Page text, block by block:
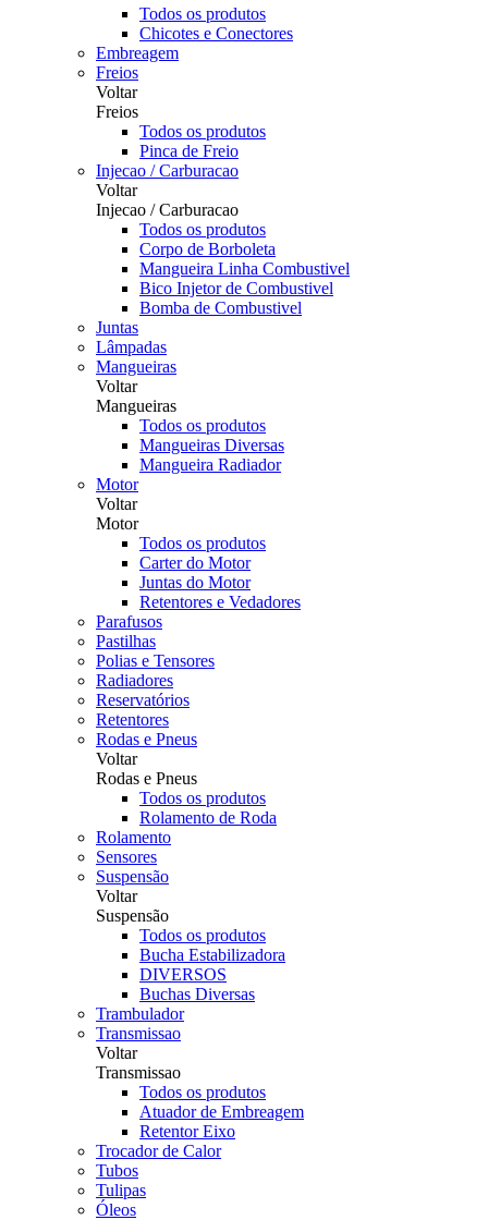
Todos os produtos
Chicotes e Conectores
Embreagem
Freios
Voltar
Freios
Todos os produtos
Pinca de Freio
Injecao / Carburacao
Voltar
Injecao / Carburacao
Todos os produtos
Corpo de Borboleta
Mangueira Linha Combustivel
Bico Injetor de Combustivel
Bomba de Combustivel
Juntas
Lâmpadas
Mangueiras
Voltar
Mangueiras
Todos os produtos
Mangueiras Diversas
Mangueira Radiador
Motor
Voltar
Motor
Todos os produtos
Carter do Motor
Juntas do Motor
Retentores e Vedadores
Parafusos
Pastilhas
Polias e Tensores
Radiadores
Reservatórios
Retentores
Rodas e Pneus
Voltar
Rodas e Pneus
Todos os produtos
Rolamento de Roda
Rolamento
Sensores
Suspensão
Voltar
Suspensão
Todos os produtos
Bucha Estabilizadora
DIVERSOS
Buchas Diversas
Trambulador
Transmissao
Voltar
Transmissao
Todos os produtos
Atuador de Embreagem
Retentor Eixo
Trocador de Calor
Tubos
Tulipas
Óleos